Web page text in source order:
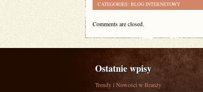
CATEGORIES: BLOG INTERNETOWY
Comments are closed.
Ostatnie wpisy
Trendy i Nowości w Branży